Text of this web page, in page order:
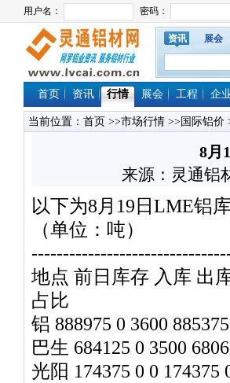
资讯 展会
首页 资讯 行情 展会 工程 企
当前位置： 首页 >>市场行情 >>国际铝价
8月
来源：灵通铝
以下为8月19日LME铝
（单位：吨）
地点 前日库存 入库 出
占比
铝 888975 0 3600
巴生 684125 0 3500
光阳 174375 0 0 174375